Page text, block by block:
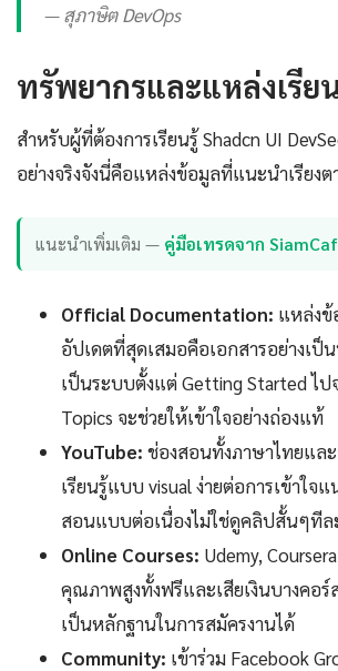
— สุภาษิต DevOps
ทรัพยากรและแหล่งเรีย
สำหรับผู้ที่ต้องการเรียนรู้ Shadcn UI
อย่างจริงจังนี่คือแหล่งข้อมูลที่แนะนำเรียง
แนะนำเพิ่มเติม — คู่มือเทรดจาก
Official Documentation: แหล่ง
อัปเดตที่สุดเสมอคือเอกสารอย่างเป็
เป็นระบบตั้งแต่ Getting Started ไป
Topics จะช่วยให้เข้าใจอย่างถ่องแท้
YouTube: ช่องสอนทั้งภาษาไทยแล
เรียนรู้แบบ visual ง่ายต่อการเข้าใจ
สอนแบบต่อเนื่องไม่ใช่ดูคลิปสั้นๆทีล
Online Courses: Udemy,
คุณภาพสูงทั้งฟรีและเสียเงินบางคอ
เป็นหลักฐานในการสมัครงานได้
Community: เข้าร่วม Facebook